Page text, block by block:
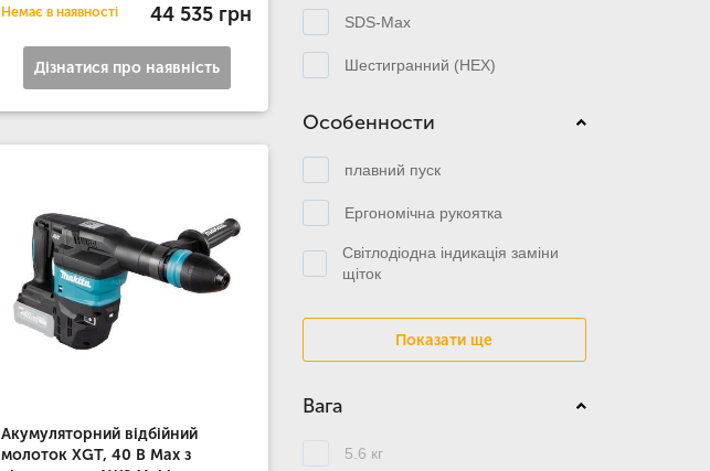
Немає в наявності 44 535 грн
Дізнатися про наявність
Акумуляторний відбійний
молоток XGT, 40 В Мах з
SDS-Max
Шестигранний (HEX)
Особенности
плавний пуск
Ергономічна рукоятка
Світлодіодна індикація заміни
щіток
Показати ще
Вага
5.6 кг